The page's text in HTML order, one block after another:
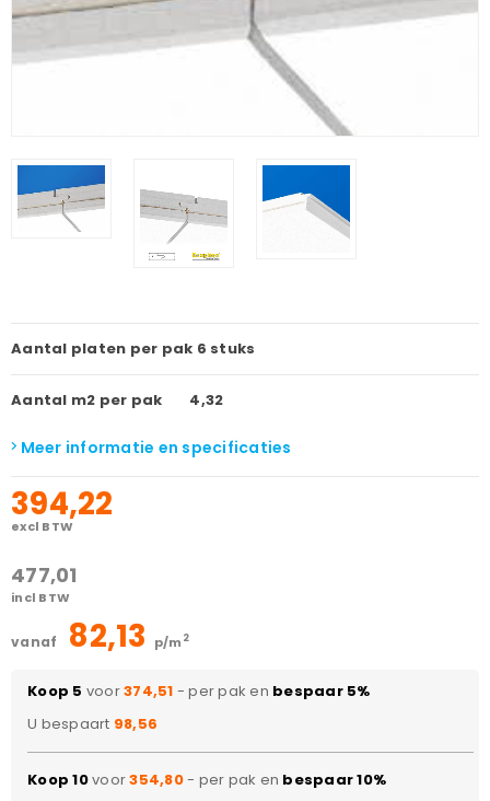
Aantal platen per pak 6 stuks
Aantal m2 per pak 4,32
Meer informatie en specificaties
394,22
excl BTW
477,01
incl BTW
vanaf 82,13 p/m 2
Koop 5 voor374,51 - per pak en bespaar 5%
U bespaart 98,56
Koop 10voor354,80- per pak en bespaar 10%